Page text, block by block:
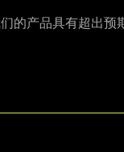
的产品具有超出预